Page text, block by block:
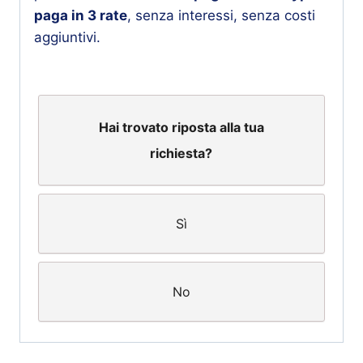
paga in 3 rate, senza interessi, senza costi
aggiuntivi.
Hai trovato riposta alla tua
richiesta?
Sì
No